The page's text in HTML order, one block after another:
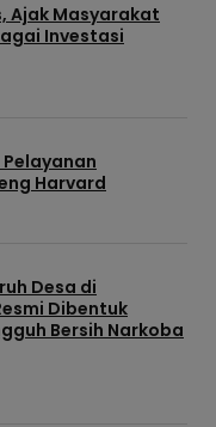
Ajak Masyarakat
Investasi
Harvard
Desa di
Dibentuk
Bersih Narkoba